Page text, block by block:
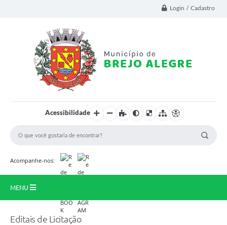
Login / Cadastro
Acessibilidade
Acompanhe-nos:
MENU
Editais de Licitação